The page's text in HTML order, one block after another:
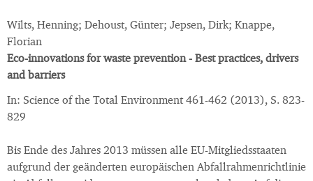
Wilts, Henning; Dehoust, Günter; Jepsen, Dirk; Knappe,
Florian
Eco-innovations for waste prevention - Best practices, drivers
and barriers
In: Science of the Total Environment 461-462 (2013), S. 823-
829
Bis Ende des Jahres 2013 müssen alle EU-Mitgliedsstaaten
aufgrund der geänderten europäischen Abfallrahmenrichtlinie